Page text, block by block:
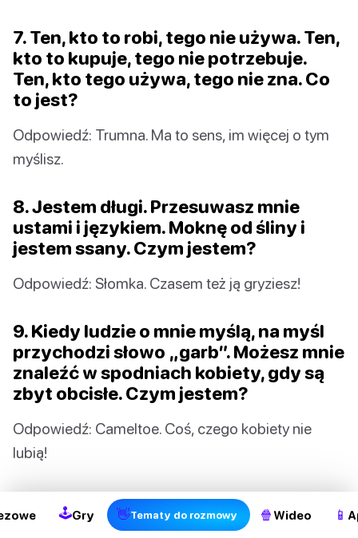
2
7. Ten, kto to robi, tego nie używa. Ten,
kto to kupuje, tego nie potrzebuje.
Ten, kto tego używa, tego nie zna. Co
to jest?
Odpowiedź: Trumna. Ma to sens, im więcej o tym
myślisz.
8. Jestem długi. Przesuwasz mnie
ustami i językiem. Moknę od śliny i
jestem ssany. Czym jestem?
Odpowiedź: Słomka. Czasem też ją gryziesz!
9. Kiedy ludzie o mnie myślą, na myśl
przychodzi słowo „garb”. Możesz mnie
znaleźć w spodniach kobiety, gdy są
zbyt obcisłe. Czym jestem?
Odpowiedź: Cameltoe. Coś, czego kobiety nie
lubią!
10. Jestem długi i twardy, a ty z
radością wydasz na mnie pieniądze. Po
🕹Gry 👋Tematy do rozmowy 🍿 Wideo 📱